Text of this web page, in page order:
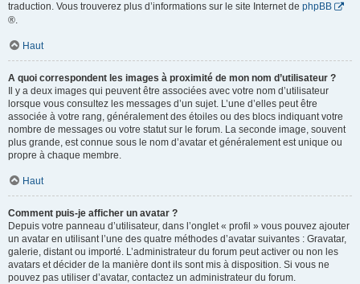
traduction. Vous trouverez plus d’informations sur le site Internet de phpBB
®.
Haut
A quoi correspondent les images à proximité de mon nom d’utilisateur ?
Il y a deux images qui peuvent être associées avec votre nom d’utilisateur
lorsque vous consultez les messages d’un sujet. L’une d’elles peut être
associée à votre rang, généralement des étoiles ou des blocs indiquant votre
nombre de messages ou votre statut sur le forum. La seconde image, souvent
plus grande, est connue sous le nom d’avatar et généralement est unique ou
propre à chaque membre.
Haut
Comment puis-je afficher un avatar ?
Depuis votre panneau d’utilisateur, dans l’onglet « profil » vous pouvez ajouter
un avatar en utilisant l’une des quatre méthodes d’avatar suivantes : Gravatar,
galerie, distant ou importé. L’administrateur du forum peut activer ou non les
avatars et décider de la manière dont ils sont mis à disposition. Si vous ne
pouvez pas utiliser d’avatar, contactez un administrateur du forum.